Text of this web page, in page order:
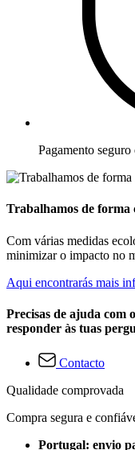
Pagamento
Trabalhamos de forma
Com várias medidas
minimizar o impacto no
Aqui encontrarás mais
Precisas de ajuda com
responder às tuas
Contacto
Qualidade comprovada
Compra segura e
Portugal: envio